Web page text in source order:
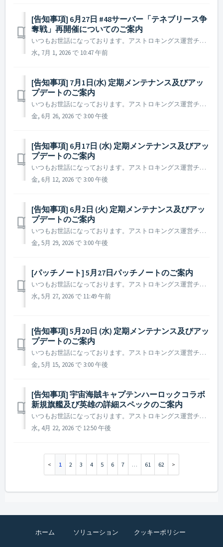
[告知事項] 6月27日 #48サーバー「テネブリース争
奪戦」再開催についてのご案内
いつもお世話になっております。アストロキングス運営チームです。 2026年6月27日に、48サーバーで開催された「テネブリース争奪戦」において、イベントが正常に進行しない不具合を確認いたしました。 本件につきましては、調査および修正対応が完了しております。 48サーバーの「テネブリース争奪戦」イベントにつ...
水, 7月 1, 2026 で 10:47 午前
[告知事項] 7月1日(水) 定期メンテナンス及びアッ
プデートのご案内
いつもお世話になっております。アストロキングス運営チームです。 2026年7月1日(水)に実施予定の定期メンテナンス及びアップデート内容についてご案内いたします。 ※ 本告知は事前告知であり、諸事情により一部内容が変更となる場合がございます。その際は改めてご案内いたします。 ▶ 定期メ...
金, 6月 26, 2026 で 3:00 午後
[告知事項] 6月17日 (水) 定期メンテナンス及びアッ
プデートのご案内
いつもお世話になっております。アストロキングス運営チームです。 2026年6月17日(水)に実施予定の定期メンテナンス及びアップデート内容についてご案内いたします。 ※ 本告知は事前告知であり、諸事情により一部内容が変更となる場合がございます。その際は改めてご案内いたします。 ▶ 定期...
金, 6月 12, 2026 で 3:00 午後
[告知事項] 6月2日 (火) 定期メンテナンス及びアッ
プデートのご案内
いつもお世話になっております。アストロキングス運営チームです。 2026年6月2日(火)に実施予定の定期メンテナンス及びアップデート内容についてご案内いたします。 ※ 本告知は事前告知であり、諸事情により一部内容が変更となる場合がございます。その際は改めてご案内いたします。 ...
金, 5月 29, 2026 で 3:00 午後
[パッチノート] 5月27日パッチノートのご案内
いつもお世話になっております。アストロキングス運営チームです。 本日(2026年5月27日)実施されたパッチノートについてご案内いたします。 ▶ 2026年5月27日パッチノート - 特定の条件を達成した際に表示される一部のパックが、正常に表示されない問題を修正しました。 今後と...
水, 5月 27, 2026 で 11:49 午前
[告知事項] 5月20日 (水) 定期メンテナンス及びアッ
プデートのご案内
いつもお世話になっております。アストロキングス運営チームです。 2026年5月20日(水)に実施予定の定期メンテナンス及びアップデート内容についてご案内いたします。 ※ 本告知は事前告知であり、諸事情により一部内容が変更となる場合がございます。その際は改めてご案内いたします。 ...
金, 5月 15, 2026 で 3:00 午後
[告知事項] 宇宙海賊キャプテンハーロックコラボ
新規旗艦及び英雄の詳細スペックのご案内
いつもお世話になっております。アストロキングス運営チームです。 宇宙海賊キャプテンハーロックの伝説の英雄たちと新規旗艦 [新]アルカディアがついに出撃しました！ 圧倒的な力を秘めた新規旗艦と英雄たちの性能を確認して、 果てなき星の海で、司令官様だけの新たな伝説を刻んでください！ ▶...
水, 4月 22, 2026 で 12:50 午後
1 2 3 4 5 6 7 … 61 62
ホーム ソリューション クッキーポリシー